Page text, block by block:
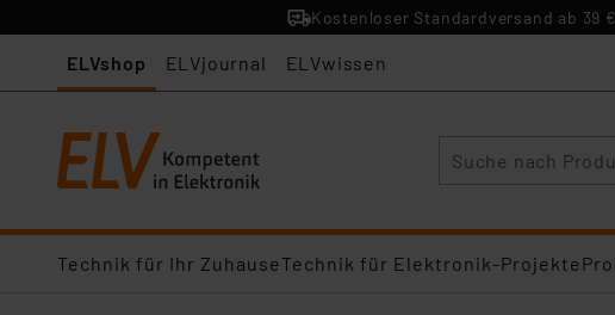
Kostenloser Standardversand ab 39
ELVshop ELVjournal ELVwissen
Technik für Ihr ZuhauseTechnik für Elektronik-Projekte